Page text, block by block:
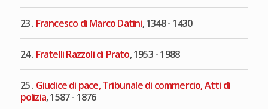
23 . Francesco di Marco Datini, 1348 - 1430
24 . Fratelli Razzoli di Prato, 1953 - 1988
25 . Giudice di pace, Tribunale di commercio, Atti di
polizia, 1587 - 1876